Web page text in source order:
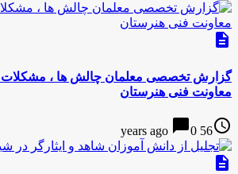
description
گزارش تخصصی معلمان چالش ها ، مشكلات و
معاونت فنی هنرستان
access_time
56 years ago
chat_bubble0
description